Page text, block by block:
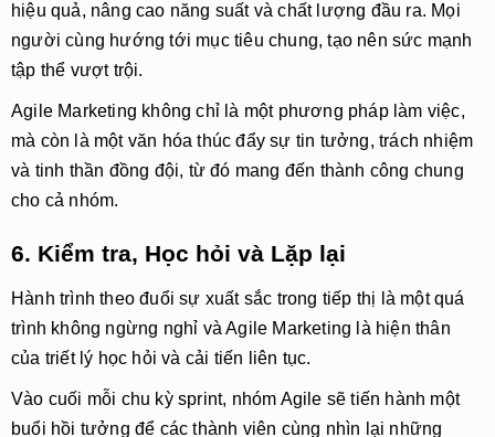
hiệu quả, nâng cao năng suất và chất lượng đầu ra. Mọi
người cùng hướng tới mục tiêu chung, tạo nên sức mạnh
tập thể vượt trội.
Agile Marketing không chỉ là một phương pháp làm việc,
mà còn là một văn hóa thúc đẩy sự tin tưởng, trách nhiệm
và tinh thần đồng đội, từ đó mang đến thành công chung
cho cả nhóm.
6. Kiểm tra, Học hỏi và Lặp lại
Hành trình theo đuổi sự xuất sắc trong tiếp thị là một quá
trình không ngừng nghỉ và Agile Marketing là hiện thân
của triết lý học hỏi và cải tiến liên tục.
Vào cuối mỗi chu kỳ sprint, nhóm Agile sẽ tiến hành một
buổi hồi tưởng để các thành viên cùng nhìn lại những